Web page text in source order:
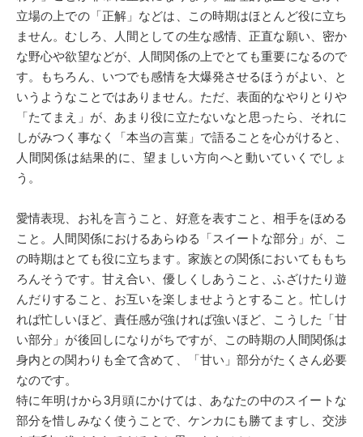
立場の上での「正解」などは、この時期はほとんど役に立ち
ません。むしろ、人間としての生な感情、正直な願い、密か
な野心や欲望などが、人間関係の上でとても重要になるので
す。もちろん、いつでも感情を大爆発させるほうがよい、と
いうようなことではありません。ただ、表面的なやりとりや
「たてまえ」が、あまり役に立たないなと思ったら、それに
しがみつく事なく「本当の言葉」で語ることを心がけると、
人間関係は結果的に、望ましい方向へと動いていくでしょ
う。
愛情表現、お礼を言うこと、好意を表すこと、相手をほめる
こと。人間関係におけるあらゆる「スイートな部分」が、こ
の時期はとても役に立ちます。家族との関係においてももち
ろんそうです。甘え合い、優しくしあうこと、ふざけたり遊
んだりすること、お互いを楽しませようとすること。忙しけ
れば忙しいほど、責任感が強ければ強いほど、こうした「甘
い部分」が後回しになりがちですが、この時期の人間関係は
身内との関わりも全て含めて、「甘い」部分がたくさん必要
なのです。
特に年明けから3月頭にかけては、あなたの中のスイートな
部分を惜しみなく使うことで、ケンカにも勝てますし、交渉